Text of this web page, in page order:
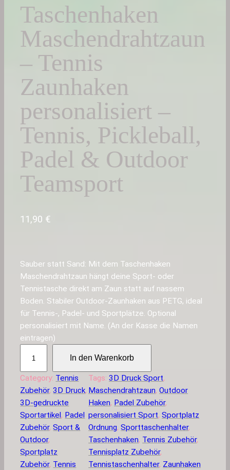
Taschenhaken
Maschendrahtzaun
– Tennis
Zaunhaken
personalisiert –
Tennis, Pickleball,
Padel & Outdoor
Teamsport
11,90 €
Sauber statt Sand: Mit dem Taschenhaken
Maschendrahtzaun hängt deine Sport- oder
Tennistasche direkt am Zaun statt auf nassem
Boden. Stabiler Outdoor-Zaunhaken aus PETG, ideal
für Tennis-, Padel- und Sportplätze. Optional
personalisiert mit Name. (An der Kasse die Namen
eintragen)
s
c
h
e
n
h
a
k
In den Warenkorb
Category: Tennis
Zubehör, 3D Druck ,
3D-gedruckte
Sportartikel, Padel
Zubehör, Sport &
Outdoor
Sportplatz
Zubehör, Tennis
Tags:3D Druck Sport
Maschendrahtzaun, Outdoor
Haken, Padel Zubehör
personalisiert Sport, Sportplatz
Ordnung, Sporttaschenhalter
Taschenhaken, Tennis Zubehör
Tennisplatz Zubehör
Tennistaschenhalter, Zaunhaken